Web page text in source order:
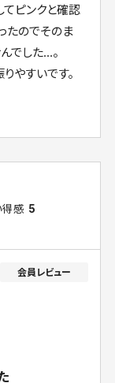
ピンクと確認
たのでそのま
でした…。
やすいです。
得感 5